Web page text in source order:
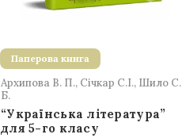
Паперова книга
Архипова В. П., Січкар С.І., Шило С.
Б.
“Українська література”
для 5-го класу